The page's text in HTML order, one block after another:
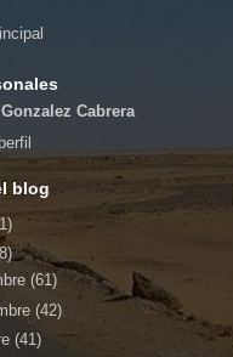
Cabrera
blog
(61)
(42)
(41)